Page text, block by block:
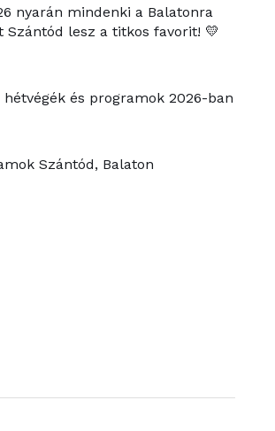
nyarán mindenki a Balatonra
Szántód lesz a titkos favorit! 💛
és programok 2026-ban
Szántód, Balaton